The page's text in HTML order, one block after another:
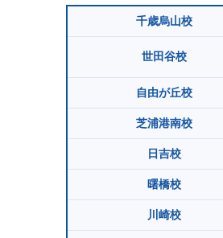
千歳烏山校
世田谷校
自由が丘校
芝浦港南校
日吉校
曙橋校
川崎校